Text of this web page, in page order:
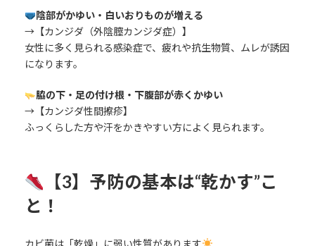
陰部がかゆい・白いおりものが増える
→【カンジダ（外陰膣カンジダ症）】
女性に多く見られる感染症で、疲れや抗生物質、ムレが誘因
になります。
脇の下・足の付け根・下腹部が赤くかゆい
→【カンジダ性間擦疹】
ふっくらした方や汗をかきやすい方によく見られます。
【3】予防の基本は“乾かす”こ
と！
カビ菌は「乾燥」に弱い性質があります